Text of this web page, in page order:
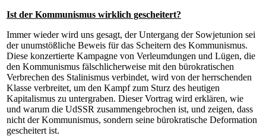
Ist der Kommunismus wirklich gescheitert?
Immer wieder wird uns gesagt, der Untergang der Sowjetunion sei
der unumstößliche Beweis für das Scheitern des Kommunismus.
Diese konzertierte Kampagne von Verleumdungen und Lügen, die
den Kommunismus fälschlicherweise mit den bürokratischen
Verbrechen des Stalinismus verbindet, wird von der herrschenden
Klasse verbreitet, um den Kampf zum Sturz des heutigen
Kapitalismus zu untergraben. Dieser Vortrag wird erklären, wie
und warum die UdSSR zusammengebrochen ist, und zeigen, dass
nicht der Kommunismus, sondern seine bürokratische Deformation
gescheitert ist.